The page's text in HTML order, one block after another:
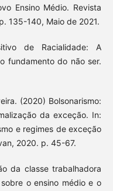
Ensino Médio. Revista
135-140, Maio de 2021.
de Racialidade: A
fundamento do não ser.
(2020) Bolsonarismo:
da exceção. In:
e regimes de exceção
2020. p. 45-67.
da classe trabalhadora
o ensino médio e o